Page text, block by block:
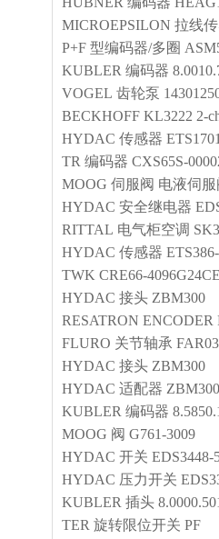
MICROEPSILON 拉线
P+F 型编码器/多圈
KUBLER 编码器
VOGEL 齿轮泵
BECKHOFF KL3222 2-
HYDAC 传感器
TR 编码器 CXS65S-
MOOG 伺服阀 电液伺服
HYDAC 安全继电器
RITTAL 电气柜空调
HYDAC 传感器
TWK CRE66-
HYDAC 接头 ZBM300
RESATRON ENCODER
FLURO 关节轴承
HYDAC 接头 ZBM300
HYDAC 适配器
KUBLER 编码器
MOOG 阀 G761-3009
HYDAC 开关 EDS3448-
HYDAC 压力开关
KUBLER 插头
TER 旋转限位开关 PF